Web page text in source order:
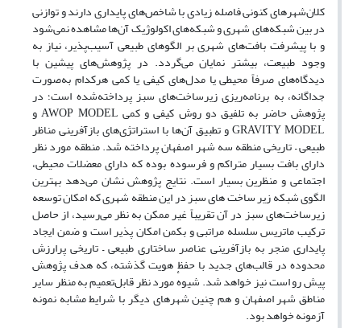
کلان‌شهرهای کنونی فاصله زیادی با شاخص‌های پایداری دارند و توازنی
در بین شبکه‌های شهری و شبکه‌های اکولوژیک آن‌ها مشاهده نمی‌شود
و با پیشرفت بافت‌های شهری بر الگوهای طبیعی آسیب‌پذیر، نیاز به
وجود طبیعت، بیشتر نمایان می‌گردد. در پژوهش‌های پیشین با
دیدگاه‌های صرفاً محیطی یا مدل‌های کیفی یا کمی هرکدام به‌صورت
جداگانه، به برنامه‌ریزی زیرساخت‌های سبز پرداخته‌شده است؛ در
پژوهش حاضر به تلفیق دو روش کیفی و کمی AWOP MODEL و
GRAVITY MODEL و تطبیق آن‌ها با استراتژی‌های بازآفرینی مناظر
طبیعی – تاریخی منطقه سه شهر اصفهان پرداخته شد. منطقه مورد نظر
دارای بافت بسیار متراکم و فرسوده بوده که دارای معضلات محیطی،
اجتماعی و منظرین بسیار است. نتایج پژوهش نشان می‌دهد بهترین
الگوی شبکه زیر ساخت های سبز در این منطقه شهری که امکان توسعه
زیرساخت‌های سبز در آن تقریباً غیر ممکن به نظر می‌رسید، از حاصل
ترکیب ماتریس سلسله مراتبی و بکمن امکان پذیر است و ضمن ایجاد
پایداری منجر به بازآفرینی عناصر ساختاری طبیعی – تاریخی پرارزش
محدوده در قالب‌های جدید با حفظ هویت گذشته، که هدف پژوهش
پیش رو است نیز خواهد شد. شیوهٔ مورد نظر قابل‌تعمیم به منظر سایر
مناطق شهر اصفهان و هم چنین شهرهای دیگر با شرایط مشابه نمونه
آزمونه خواهد بود.